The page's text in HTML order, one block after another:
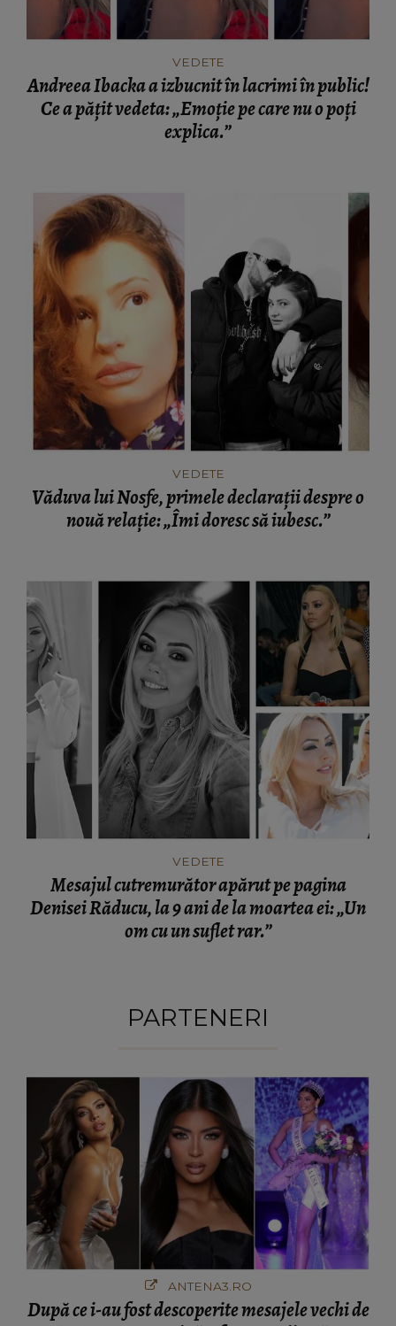
VEDETE
Andreea Ibacka a izbucnit în lacrimi în public!
Ce a pățit vedeta: „Emoție pe care nu o poți
explica.”
VEDETE
Văduva lui Nosfe, primele declarații despre o
nouă relație: „Îmi doresc să iubesc.”
VEDETE
Mesajul cutremurător apărut pe pagina
Denisei Răducu, la 9 ani de la moartea ei: „Un
om cu un suflet rar.”
PARTENERI
ANTENA3.RO
După ce i-au fost descoperite mesajele vechi de